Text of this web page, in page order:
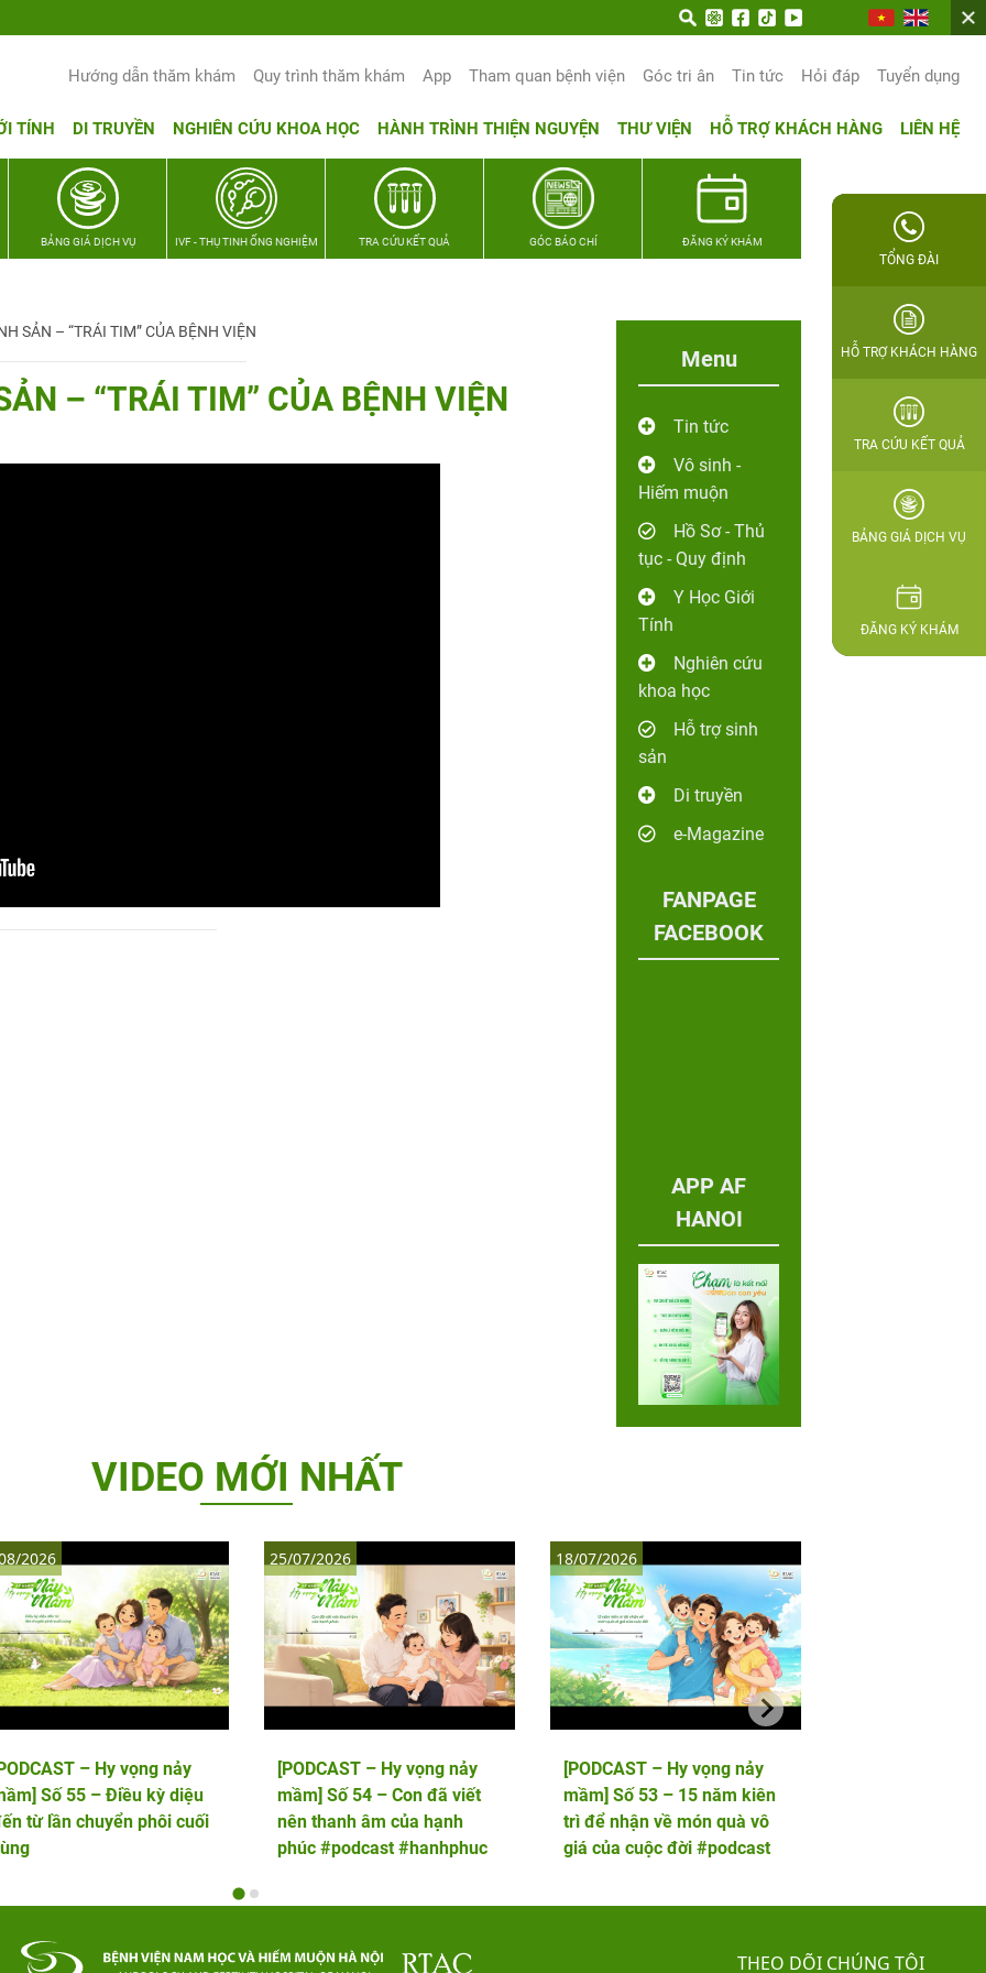
Hướng dẫn thăm khám Quy trình thăm khám App Tham quan bệnh viện Góc tri ân Tin tức Hỏi đáp Tuyển dụng
TÍNH DI TRUYỀN NGHIÊN CỨU KHOA HỌC HÀNH TRÌNH THIỆN NGUYỆN THƯ VIỆN HỖ TRỢ KHÁCH HÀNG LIÊN HỆ
BẢNG GIÁ DỊCH VỤ IVF - THỤ TINH ỐNG NGHIỆM TRA CỨU KẾT QUẢ GÓC BÁO CHÍ ĐĂNG KÝ KHÁM
SẢN – “TRÁI TIM” CỦA BỆNH VIỆN
– “TRÁI TIM” CỦA BỆNH VIỆN
Menu
Tin tức
Vô sinh -
Hiếm muộn
Hồ Sơ - Thủ
tục - Quy định
Y Học Giới
Tính
Nghiên cứu
khoa học
Hỗ trợ sinh
sản
Di truyền
e-Magazine
FANPAGE
FACEBOOK
APP AF
HANOI
VIDEO MỚI NHẤT
– Hy vọng nảy
Số 55 – Điều kỳ diệu
từ lần chuyển phôi cuối
2026
[PODCAST – Hy vọng nảy
mầm] Số 54 – Con đã viết
nên thanh âm của hạnh
phúc #podcast #hanhphuc
25/07/2026
[PODCAST – Hy vọng nảy
mầm] Số 53 – 15 năm kiên
trì để nhận về món quà vô
giá của cuộc đời #podcast
18/07/2026
THEO DÕI CHÚNG TÔI
TỔNG ĐÀI
HỖ TRỢ KHÁCH HÀNG
TRA CỨU KẾT QUẢ
BẢNG GIÁ DỊCH VỤ
ĐĂNG KÝ KHÁM